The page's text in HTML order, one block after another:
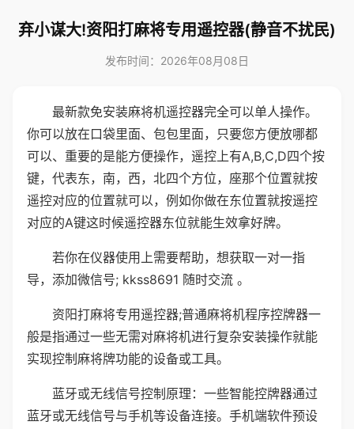
弃小谋大!资阳打麻将专用遥控器(静音不扰民)
发布时间：2026年08月08日
最新款免安装麻将机遥控器完全可以单人操作。
你可以放在口袋里面、包包里面，只要您方便放哪都
可以、重要的是能方便操作，遥控上有A,B,C,D四个按
键，代表东，南，西，北四个方位，座那个位置就按
遥控对应的位置就可以，例如你做在东位置就按遥控
对应的A键这时候遥控器东位就能生效拿好牌。
若你在仪器使用上需要帮助，想获取一对一指
导，添加微信号; kkss8691 随时交流 。
资阳打麻将专用遥控器;普通麻将机程序控牌器一
般是指通过一些无需对麻将机进行复杂安装操作就能
实现控制麻将牌功能的设备或工具。
蓝牙或无线信号控制原理：一些智能控牌器通过
蓝牙或无线信号与手机等设备连接。手机端软件预设